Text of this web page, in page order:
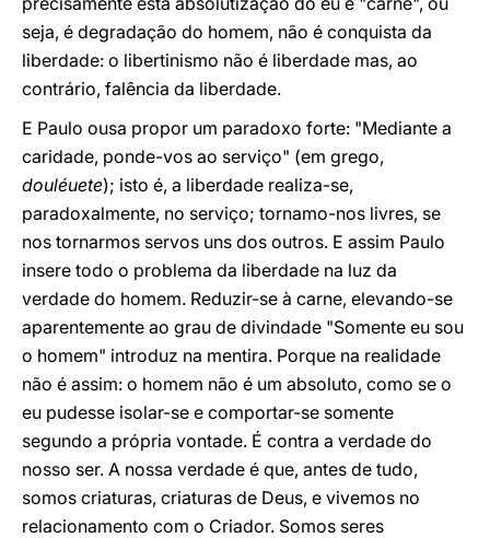
seja, é degradação do homem, não é conquista da
liberdade: o libertinismo não é liberdade mas, ao
contrário, falência da liberdade.
E Paulo ousa propor um paradoxo forte: "Mediante a
caridade, ponde-vos ao serviço" (em grego,
douléuete); isto é, a liberdade realiza-se,
paradoxalmente, no serviço; tornamo-nos livres, se
nos tornarmos servos uns dos outros. E assim Paulo
insere todo o problema da liberdade na luz da
verdade do homem. Reduzir-se à carne, elevando-se
aparentemente ao grau de divindade "Somente eu sou
o homem" introduz na mentira. Porque na realidade
não é assim: o homem não é um absoluto, como se o
eu pudesse isolar-se e comportar-se somente
segundo a própria vontade. É contra a verdade do
nosso ser. A nossa verdade é que, antes de tudo,
somos criaturas, criaturas de Deus, e vivemos no
relacionamento com o Criador. Somos seres